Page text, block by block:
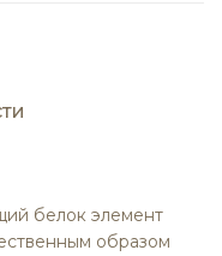
белок элемент
образом